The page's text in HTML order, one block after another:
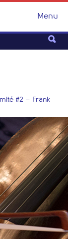
Menu
#2 – Frank